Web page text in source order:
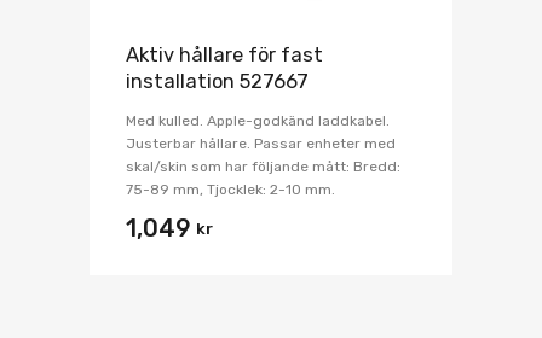
Aktiv hållare för fast
installation 527667
Med kulled. Apple-godkänd laddkabel.
Justerbar hållare. Passar enheter med
skal/skin som har följande mått: Bredd:
75-89 mm, Tjocklek: 2-10 mm.
1,049 kr